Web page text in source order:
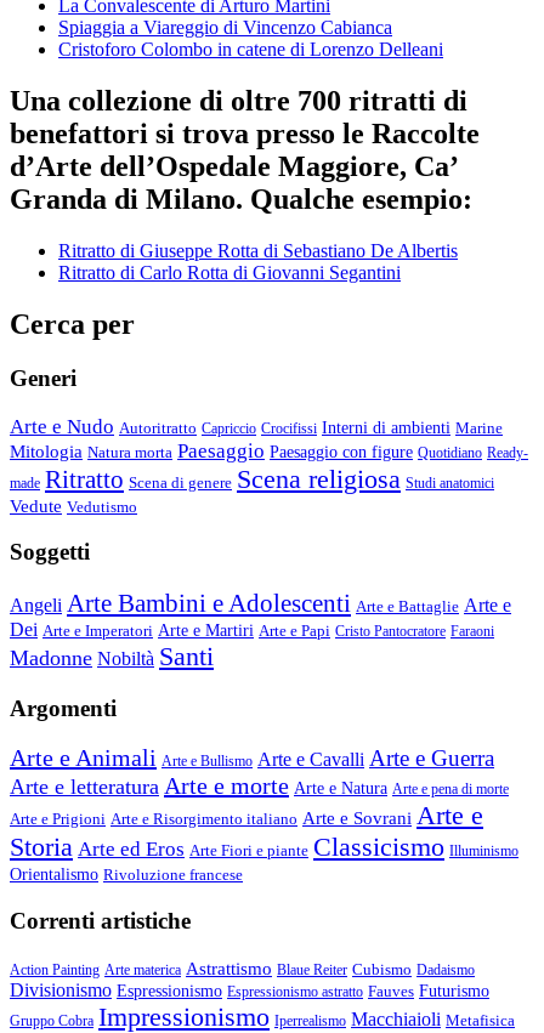
La Convalescente di Arturo Martini
Spiaggia a Viareggio di Vincenzo Cabianca
Cristoforo Colombo in catene di Lorenzo Delleani
Una collezione di oltre 700 ritratti di
benefattori si trova presso le Raccolte
d’Arte dell’Ospedale Maggiore, Ca’
Granda di Milano. Qualche esempio:
Ritratto di Giuseppe Rotta di Sebastiano De Albertis
Ritratto di Carlo Rotta di Giovanni Segantini
Cerca per
Generi
Arte e Nudo Autoritratto Capriccio Crocifissi Interni di ambienti Marine
Mitologia Natura morta Paesaggio Paesaggio con figure Quotidiano Ready-
made Ritratto Scena di genere Scena religiosa Studi anatomici
Vedute Vedutismo
Soggetti
Angeli Arte Bambini e Adolescenti Arte e Battaglie Arte e
Dei Arte e Imperatori Arte e Martiri Arte e Papi Cristo Pantocratore Faraoni
Madonne Nobiltà Santi
Argomenti
Arte e Animali Arte e Bullismo Arte e Cavalli Arte e Guerra
Arte e letteratura Arte e morte Arte e Natura Arte e pena di morte
Arte e Prigioni Arte e Risorgimento italiano Arte e Sovrani Arte e
Storia Arte ed Eros Arte Fiori e piante Classicismo Illuminismo
Orientalismo Rivoluzione francese
Correnti artistiche
Action Painting Arte materica Astrattismo Blaue Reiter Cubismo Dadaismo
Divisionismo Espressionismo Espressionismo astratto Fauves Futurismo
Gruppo Cobra Impressionismo Iperrealismo Macchiaioli Metafisica